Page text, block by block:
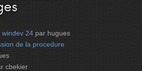
24 par hugues
de la procedure
cbekier